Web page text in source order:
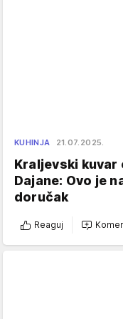
KUHINJA 21.07.2025.
Kraljevski
Dajane: Ovo je
doručak
Reaguj